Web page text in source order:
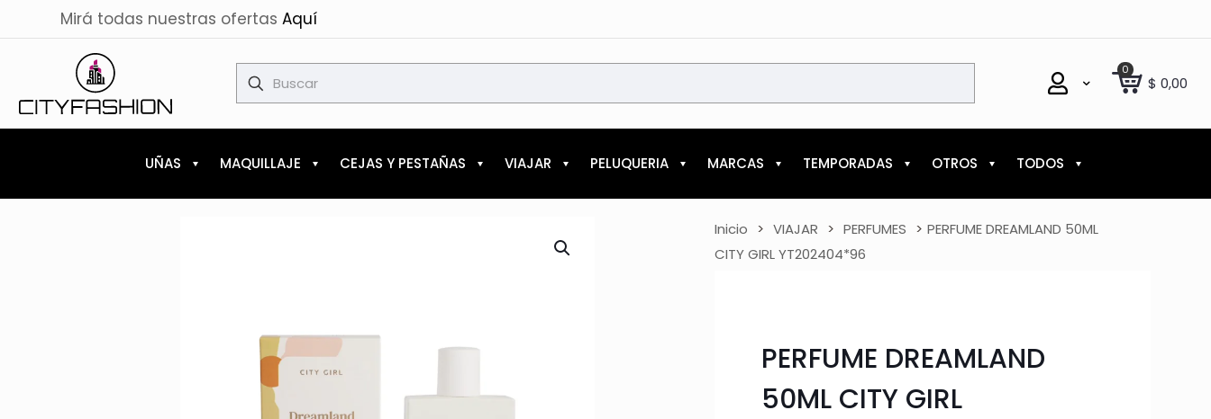
Mirá todas nuestras ofertas Aquí
0
$ 0,00
UÑAS MAQUILLAJE CEJAS Y PESTAÑAS VIAJAR PELUQUERIA MARCAS TEMPORADAS OTROS TODOS
Inicio > VIAJAR > PERFUMES > PERFUME DREAMLAND 50ML
CITY GIRL YT202404*96
PERFUME DREAMLAND
50ML CITY GIRL